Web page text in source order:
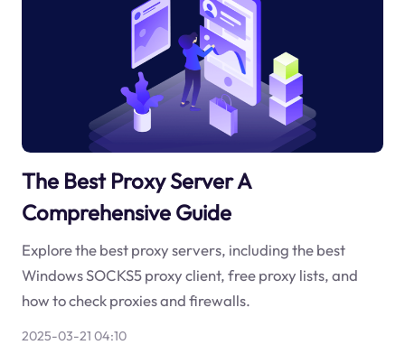
The Best Proxy Server A
Comprehensive Guide
Explore the best proxy servers, including the best
Windows SOCKS5 proxy client, free proxy lists, and
how to check proxies and firewalls.
2025-03-21 04:10